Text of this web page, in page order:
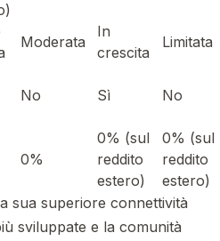
Moderata
In
crescita
Limitata
No Sì No
0%
0% (sul
reddito
estero)
0% (sul
reddito
estero)
sua superiore connettività
sviluppate e la comunità